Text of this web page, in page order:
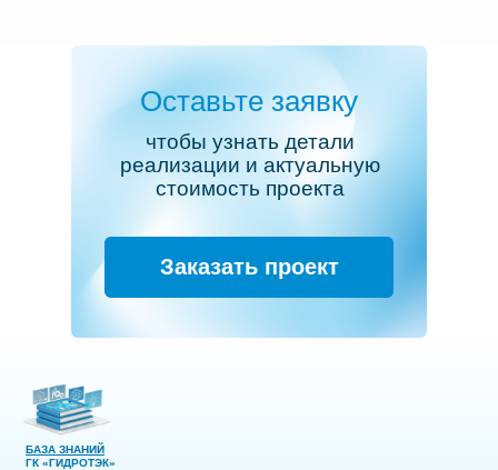
Оставьте заявку
Заказать проект
чтобы узнать детали
реализации и актуальную
стоимость проекта
БАЗА ЗНАНИЙ
ГК «ГИДРОТЭК»